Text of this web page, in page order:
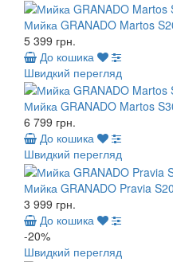
Мийка GRANADO Martos
5 399 грн.
До кошика
Швидкий перегляд
Мийка GRANADO Martos
6 799 грн.
До кошика
Швидкий перегляд
Мийка GRANADO Pravia
3 999 грн.
До кошика
-20%
Швидкий перегляд